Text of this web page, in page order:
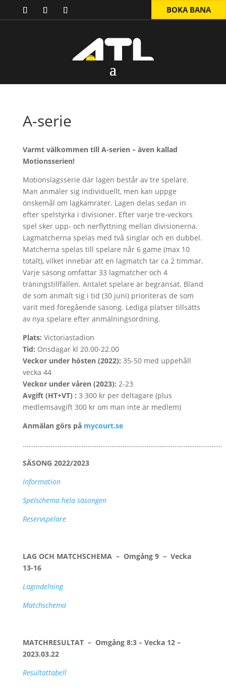
BOKA BANA
A-serie
Varmt välkommen till A-serien – även kallad
Motionsserien!
Motionslagsserie där lagen består av tre spelare.
Man anmäler sig individuellt, men kan uppge
önskemål om lagkamrater. Lagen delas sedan in
efter spelstyrka i divisioner. Efter varje tre-veckors
spel sker upp- och nerflyttning mellan divisionerna.
Lagmatcherna spelas med två singlar och en dubbel.
Matcherna spelas till spelare når 6 game (max 10
totalt), vilket innebär att en lagmatch tar ca 2 timmar.
Varje säsong omfattar 33 lagmatcher och 4
träningstillfällen. Antalet spelare är begränsat. Bland
de som anmält sig i tid (30 juni) prioriteras de som
varit med föregående säsong. Lediga platser tillsätts
av nya spelare efter anmälningsordning.
Plats: Victoriastadion
Tid: Onsdagar kl 20.00-22.00
Veckor under hösten (2022): 35-50 med uppehåll
vecka 44
Veckor under våren (2023): 2-23
Avgift (HT+VT) : 3 300 kr per deltagare (plus
medlemsavgift 300 kr om man inte är medlem)
Anmälan görs på mycourt.se
………………………………………………………………………………………………
SÄSONG 2022/2023
Information
Spelschema hela säsongen
Reservspelare
LAG OCH MATCHSCHEMA – Omgång 9 – Vecka
13-16
Lagindelning
Matchschema
MATCHRESULTAT – Omgång 8:3 – Vecka 12 –
2023.03.22
Resultattabell